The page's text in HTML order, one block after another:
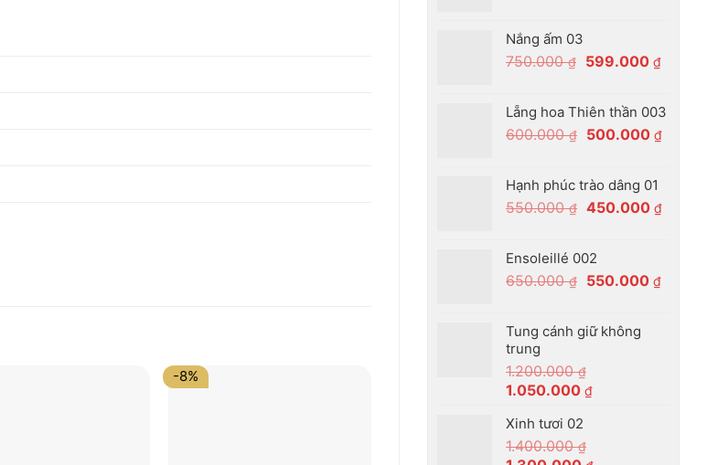
Nắng ấm 03
750.000₫
Giá
750.000 ₫.
599.000 ₫Giá
là:
Lẵng hoa Thiên thần 003
600.000₫
Giá
600.000 ₫.
500.000 ₫Giá
Hạnh phúc trào dâng 01
550.000₫ Giá
550.000 ₫.
450.000 ₫Giá
Ensoleillé 002
650.000₫
Giá
650.000 ₫.
550.000 ₫Giá
Tung cánh giữ không
trung
1.200.000₫
Giá
là:
1.200.000 ₫.
1.050.000 ₫Giá
Xinh tươi 02
1.400.000₫
-8%